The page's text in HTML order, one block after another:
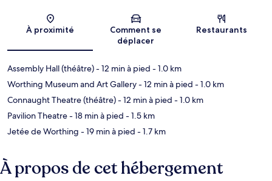
Carte
À proximité
Comment se
déplacer
Restaurants
Assembly Hall (théâtre)- 12 min à pied - 1.0 km
Worthing Museum and Art Gallery- 12 min à pied - 1.0 km
Connaught Theatre (théâtre)- 12 min à pied - 1.0 km
Pavilion Theatre- 18 min à pied - 1.5 km
Jetée de Worthing - 19 min à pied - 1.7 km
À propos de cet hébergement